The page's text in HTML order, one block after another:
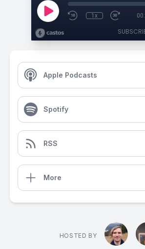
1x
Apple Podcasts
Spotify
RSS
More
HOSTED BY